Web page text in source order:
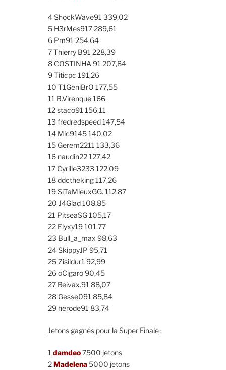
4 ShockWave91 339,02
5 H3rMes917 289,61
6 Pm91 254,64
7 Thierry B91 228,39
8 COSTINHA 91 207,84
9 Titicpc 191,26
10 T1GeniBrO 177,55
11 R.Virenque 166
12 staco91 156,11
13 fredredspeed 147,54
14 Mic9145 140,02
15 Gerem2211 133,36
16 naudin22 127,42
17 Cyrille3233 122,09
18 ddctheking 117,26
19 SiTaMieuxGG. 112,87
20 J4Glad 108,85
21 PitseaSG 105,17
22 Elyxy19 101,77
23 Bull_a_max 98,63
24 SkippyJP 95,71
25 Zisildur1 92,99
26 oCigaro 90,45
27 Reivax.91 88,07
28 Gesse091 85,84
29 herode91 83,74
Jetons gagnés pour la Super Finale:
1 damdeo7500 jetons
2Madelena 5000 jetons